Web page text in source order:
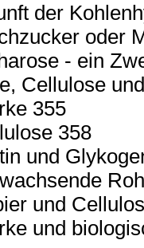
der
oder
- ein
Cellulose
355
358
und
und
und